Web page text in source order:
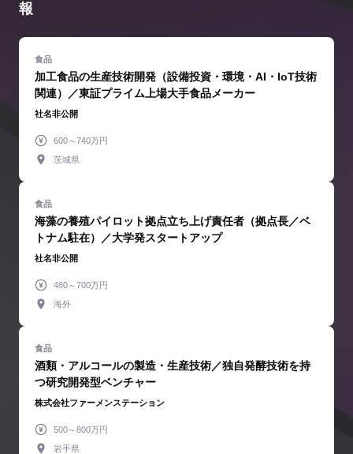
報
加工食品の生産技術開発（設備投資・環境・AI・IoT技術
関連）／東証プライム上場大手食品メーカー
社名非公開
600～740万円
茨城県
海藻の養殖パイロット拠点立ち上げ責任者（拠点長／ベ
トナム駐在）／大学発スタートアップ
社名非公開
480～700万円
海外
酒類・アルコールの製造・生産技術／独自発酵技術を持
つ研究開発型ベンチャー
株式会社ファーメンステーション
500～800万円
岩手県